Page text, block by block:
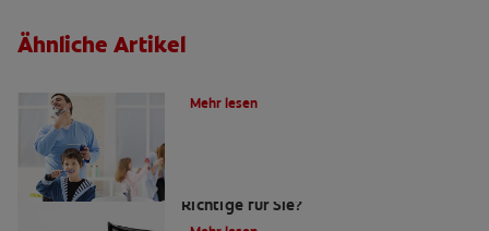
Ähnliche Artikel
Mehr lesen
Richtige für Sie?